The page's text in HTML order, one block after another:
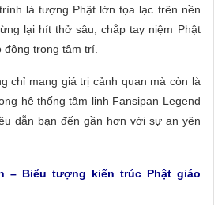
là tượng Phật lớn tọa lạc trên nền
lại hít thở sâu, chắp tay niệm Phật
động trong tâm trí.
chỉ mang giá trị cảnh quan mà còn là
hệ thống tâm linh Fansipan Legend
dẫn bạn đến gần hơn với sự an yên
– Biểu tượng kiến trúc Phật giáo